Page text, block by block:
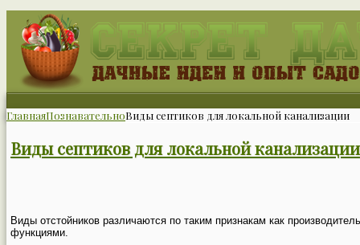
ГлавнаяПознавательноВиды септиков для локальной канализации
Виды септиков для локальной канализации
Виды отстойников различаются по таким признакам как
функциями.